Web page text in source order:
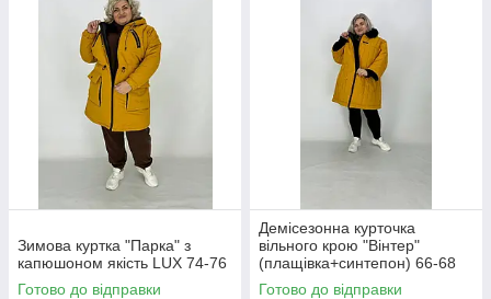
Зимова куртка "Парка" з
капюшоном якість LUX 74-76
Готово до відправки
Демісезонна курточка
вільного крою "Вінтер"
(плащівка+синтепон) 66-68
74-76
Готово до відправки